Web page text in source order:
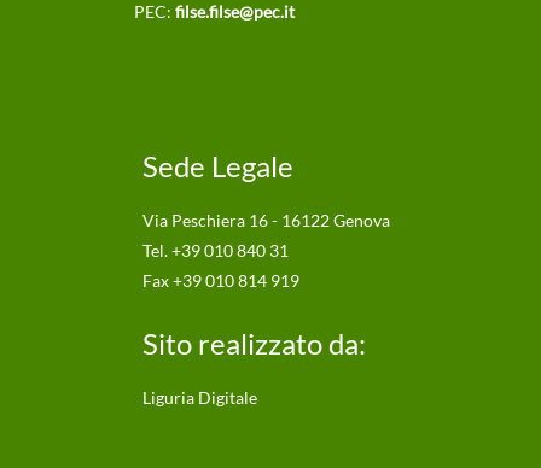
PEC: filse.filse@pec.it
Sede Legale
Via Peschiera 16 - 16122 Genova
Tel. +39 010 840 31
Fax +39 010 814 919
Sito realizzato da:
Liguria Digitale